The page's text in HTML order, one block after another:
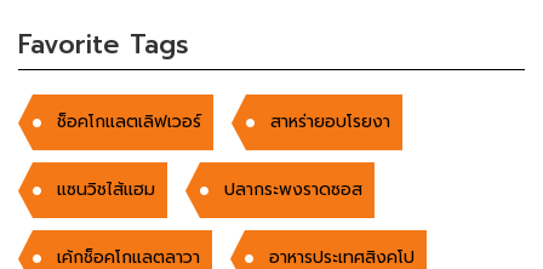
Favorite Tags
ช็อคโกแลตเลิฟเวอร์ สาหร่ายอบโรยงา
แซนวิชไส้แฮม ปลากระพงราดซอส
เค้กช็อคโกแลตลาวา อาหารประเทศสิงคโป